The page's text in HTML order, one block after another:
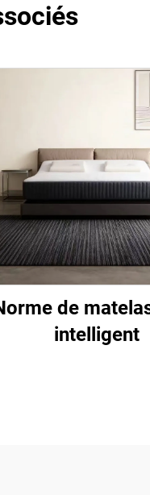
de
intelligent